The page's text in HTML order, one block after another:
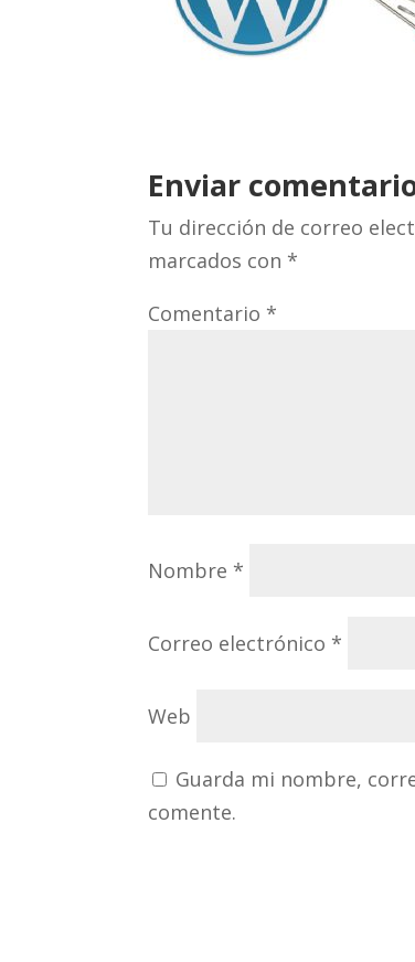
Enviar
Tu dirección de correo
marcados con *
Comentario *
Nombre *
Correo electrónico *
Web
Guarda mi nombre,
comente.